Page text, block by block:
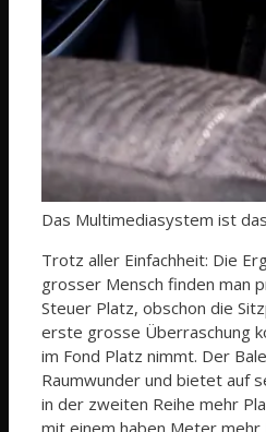
Das Multimediasystem ist
Trotz aller Einfachheit: Die
grosser Mensch finden man
Steuer Platz, obschon die
erste grosse Überraschung
im Fond Platz nimmt. Der
Raumwunder und bietet auf
in der zweiten Reihe mehr
mit einem haben Meter mehr